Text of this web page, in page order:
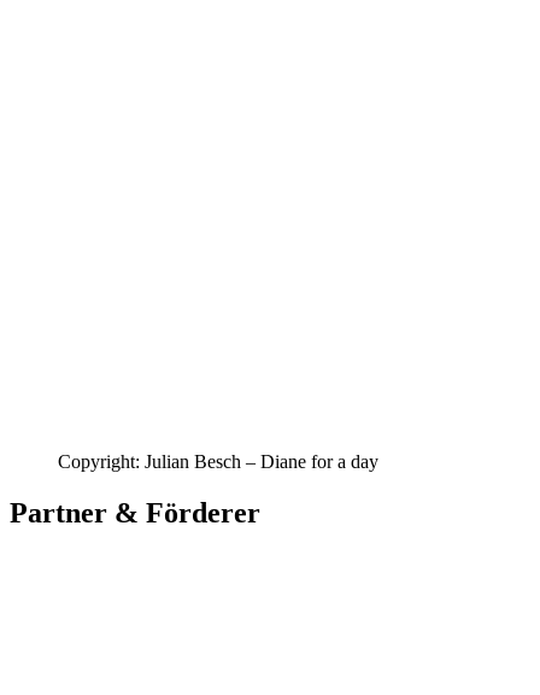
Copyright: Julian Besch – Diane for a day
Partner & Förderer